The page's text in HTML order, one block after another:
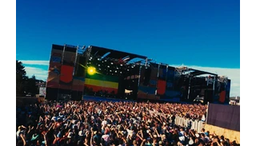
Centro Cultural Estación Mapocho, espacio
que albergará durante dos jornadas una
pro